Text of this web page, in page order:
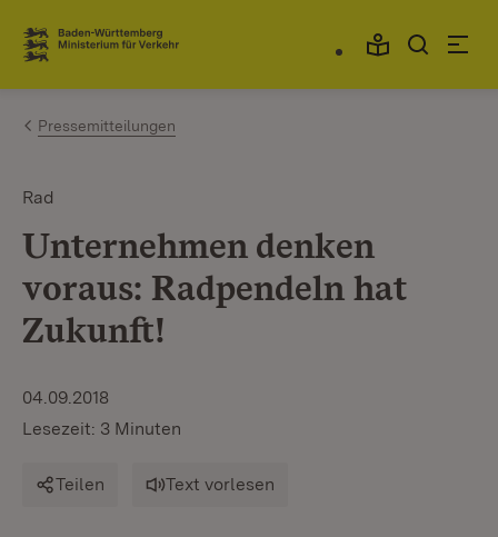
Zum Inhalt springen
Link zur Startseite
Pressemitteilungen
Rad
Unternehmen denken
voraus: Radpendeln hat
Zukunft!
04.09.2018
Lesezeit: 3 Minuten
Teilen Text vorlesen